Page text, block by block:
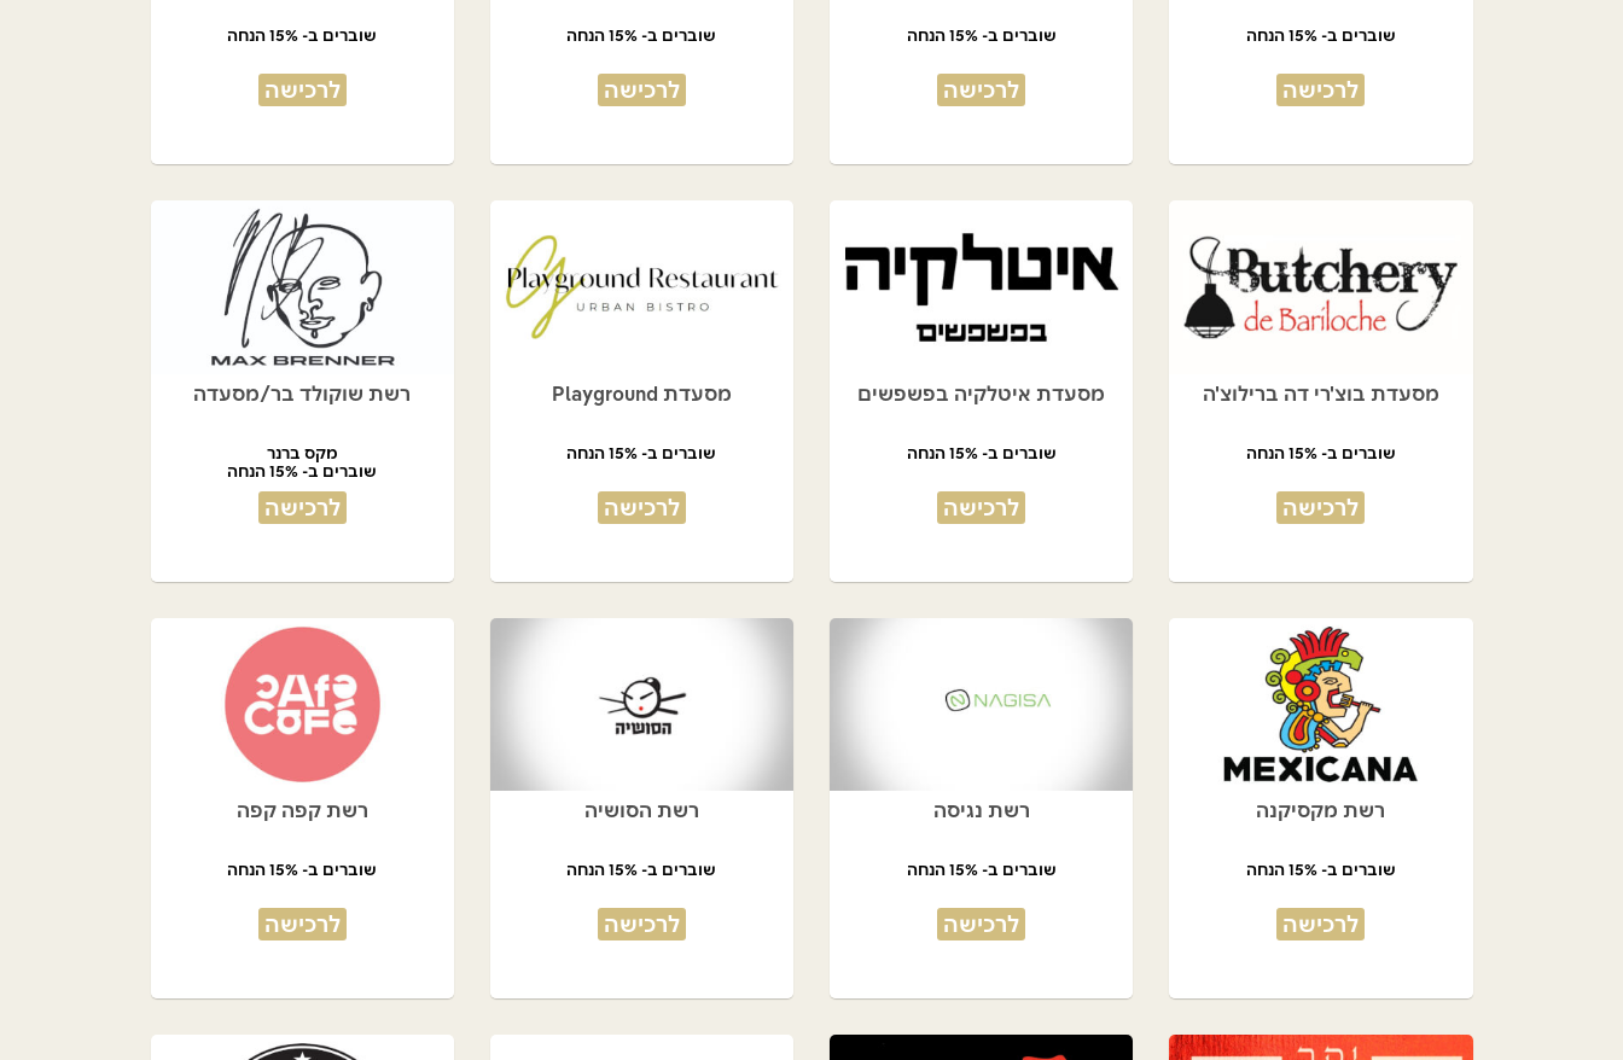
שוברים ב- 15% הנחה
לרכישה
שוברים ב- 15% הנחה
לרכישה
שוברים ב- 15% הנחה
לרכישה
שוברים ב- 15% הנחה
לרכישה
מסעדת בוצ'רי דה ברילוצ'ה
שוברים ב- 15% הנחה
לרכישה
מסעדת איטלקיה בפשפשים
שוברים ב- 15% הנחה
לרכישה
מסעדת Playground
שוברים ב- 15% הנחה
לרכישה
רשת שוקולד בר/מסעדה
מקס ברנר
שוברים ב- 15% הנחה
לרכישה
רשת מקסיקנה
שוברים ב- 15% הנחה
לרכישה
רשת נגיסה
שוברים ב- 15% הנחה
לרכישה
רשת הסושיה
שוברים ב- 15% הנחה
לרכישה
רשת קפה קפה
שוברים ב- 15% הנחה
לרכישה